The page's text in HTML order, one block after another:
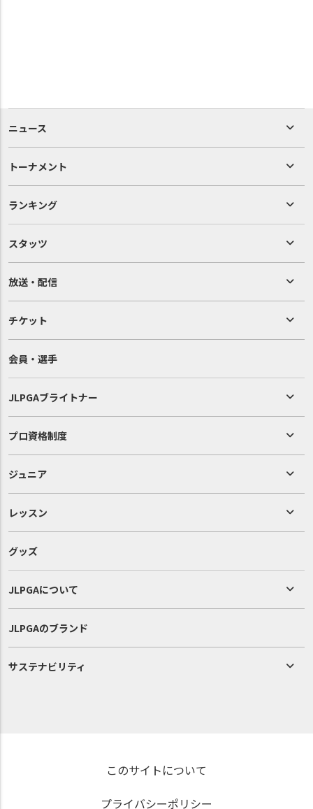
ニュース
トーナメント
ランキング
スタッツ
放送・配信
チケット
会員・選手
JLPGAブライトナー
プロ資格制度
ジュニア
レッスン
グッズ
JLPGAについて
JLPGAのブランド
サステナビリティ
このサイトについて
プライバシーポリシー